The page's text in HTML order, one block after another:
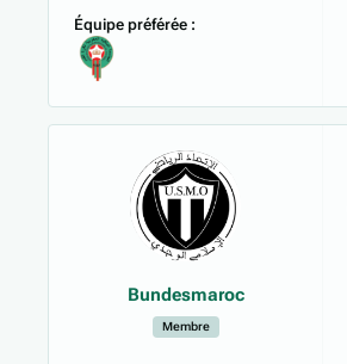
Équipe préférée :
Bundesmaroc
Membre